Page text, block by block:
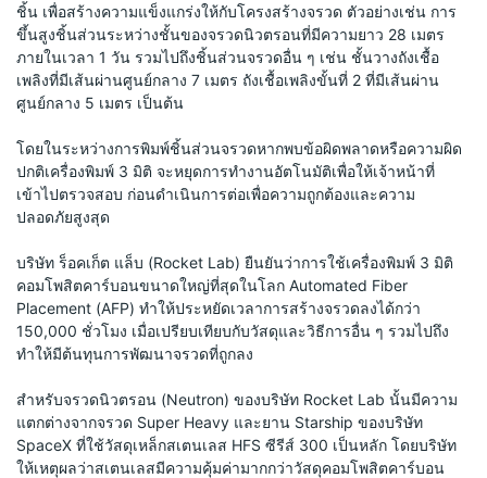
ชิ้น เพื่อสร้างความแข็งแกร่งให้กับโครงสร้างจรวด ตัวอย่างเช่น การ
ขึ้นสูงชิ้นส่วนระหว่างชั้นของจรวดนิวตรอนที่มีความยาว 28 เมตร
ภายในเวลา 1 วัน รวมไปถึงชิ้นส่วนจรวดอื่น ๆ เช่น ชั้นวางถังเชื้อ
เพลิงที่มีเส้นผ่านศูนย์กลาง 7 เมตร ถังเชื้อเพลิงขั้นที่ 2 ที่มีเส้นผ่าน
ศูนย์กลาง 5 เมตร เป็นต้น
โดยในระหว่างการพิมพ์ชิ้นส่วนจรวดหากพบข้อผิดพลาดหรือความผิด
ปกติเครื่องพิมพ์ 3 มิติ จะหยุดการทำงานอัตโนมัติเพื่อให้เจ้าหน้าที่
เข้าไปตรวจสอบ ก่อนดำเนินการต่อเพื่อความถูกต้องและความ
ปลอดภัยสูงสุด
บริษัท ร็อคเก็ต แล็บ (Rocket Lab) ยืนยันว่าการใช้เครื่องพิมพ์ 3 มิติ
คอมโพสิตคาร์บอนขนาดใหญ่ที่สุดในโลก Automated Fiber
Placement (AFP) ทำให้ประหยัดเวลาการสร้างจรวดลงได้กว่า
150,000 ชั่วโมง เมื่อเปรียบเทียบกับวัสดุและวิธีการอื่น ๆ รวมไปถึง
ทำให้มีต้นทุนการพัฒนาจรวดที่ถูกลง
สำหรับจรวดนิวตรอน (Neutron) ของบริษัท Rocket Lab นั้นมีความ
แตกต่างจากจรวด Super Heavy และยาน Starship ของบริษัท
SpaceX ที่ใช้วัสดุเหล็กสเตนเลส HFS ซีรีส์ 300 เป็นหลัก โดยบริษัท
ให้เหตุผลว่าสเตนเลสมีความคุ้มค่ามากกว่าวัสดุคอมโพสิตคาร์บอน